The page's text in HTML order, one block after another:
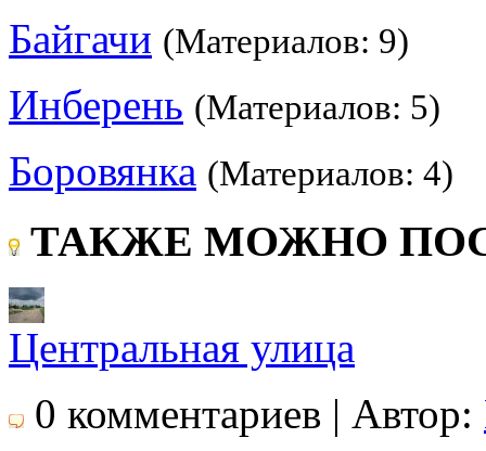
Байгачи (Материалов: 9)
Инберень (Материалов: 5)
Боровянка (Материалов: 4)
ТАКЖЕ МОЖНО
Центральная улица
0 комментариев | Автор: